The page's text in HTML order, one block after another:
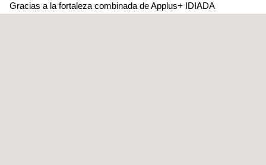
Gracias a la fortaleza combinada de Applus+ IDIADA